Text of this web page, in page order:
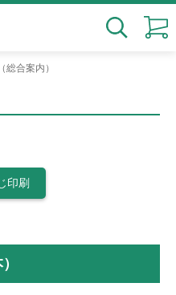
総合案内）
印刷